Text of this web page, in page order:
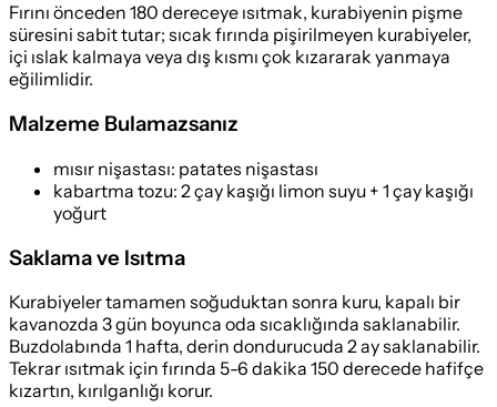
Fırını önceden 180 dereceye ısıtmak, kurabiyenin pişme
süresini sabit tutar; sıcak fırında pişirilmeyen kurabiyeler,
içi ıslak kalmaya veya dış kısmı çok kızararak yanmaya
eğilimlidir.
Malzeme Bulamazsanız
mısır nişastası: patates nişastası
kabartma tozu: 2 çay kaşığı limon suyu + 1 çay kaşığı
yoğurt
Saklama ve Isıtma
Kurabiyeler tamamen soğuduktan sonra kuru, kapalı bir
kavanozda 3 gün boyunca oda sıcaklığında saklanabilir.
Buzdolabında 1 hafta, derin dondurucuda 2 ay saklanabilir.
Tekrar ısıtmak için fırında 5-6 dakika 150 derecede hafifçe
kızartın, kırılganlığı korur.